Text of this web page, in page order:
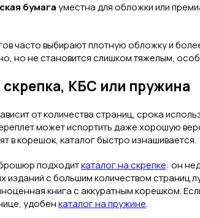
бумагауместна для обложки или
часто выбирают плотную обложку и
но не становится слишком тяжелым,
КБС или пружина
от количества страниц, срока
может испортить даже хорошую
в корешок, каталог быстро изнашивается.
подходиткаталог на скрепке: он
изданий с большим количеством страниц
книга с аккуратным корешком.
удобенкаталог на пружине.